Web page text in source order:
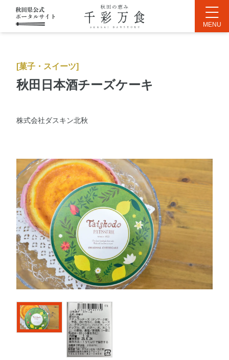
[菓子・スイーツ]
秋田日本酒チーズケーキ
株式会社ダスキン北秋